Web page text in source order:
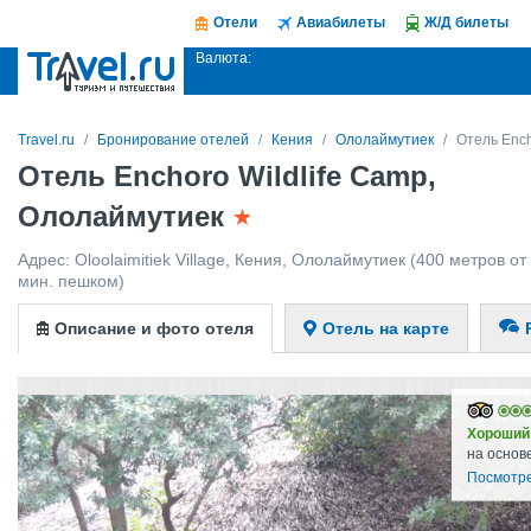
Отели Авиабилеты Ж/Д билеты
Валюта:
Travel.ru Бронирование отелей Кения Ололаймутиек Отель
Отель Enchoro Wildlife Camp,
Ололаймутиек
Адрес: Oloolaimitiek Village Кения Ололаймутиек (400 метров
мин. пешком)
Описание и фото отеля Отель на карте
Хороший
на